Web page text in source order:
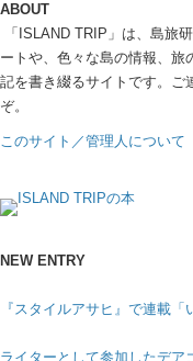
ABOUT
「ISLAND TRIP」は、島旅
ートや、色々な島の情報、旅
記を書き綴るサイトです。ご
ぞ。
このサイト／管理人について
NEW ENTRY
『スタイルアサヒ』で連載
ライターとして参加したデ